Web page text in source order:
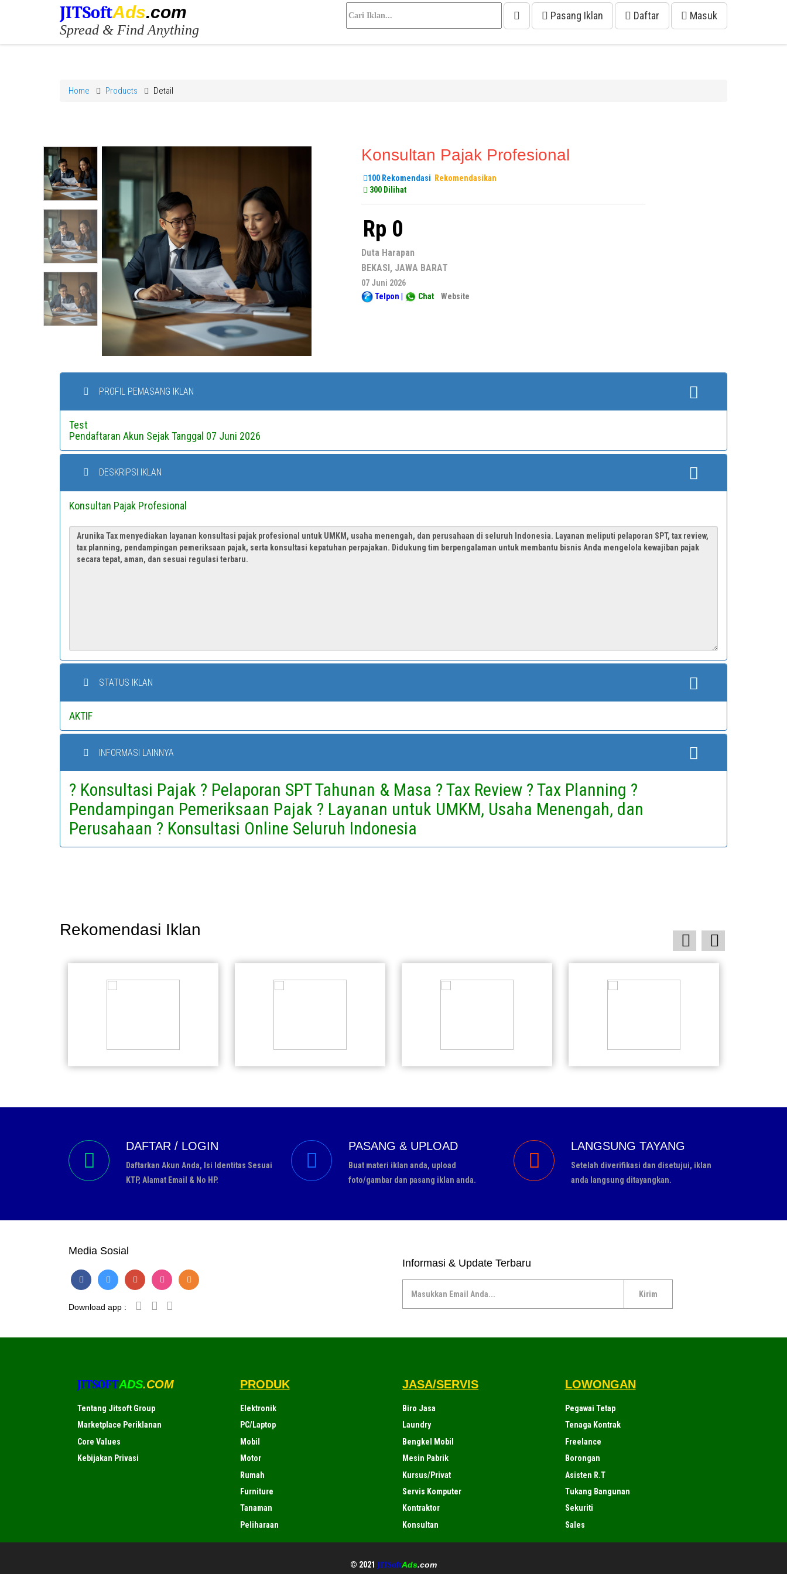
JITSoftAds.com
Spread & Find Anything
Pasang Iklan Daftar Masuk
Home Products Detail
Konsultan Pajak Profesional
100 Rekomendasi
Rekomendasikan
300 Dilihat
Rp 0
Duta Harapan
BEKASI, JAWA BARAT
07 Juni 2026
Telpon
Chat Website
PROFIL PEMASANG IKLAN
Test
Pendaftaran Akun Sejak Tanggal 07 Juni 2026
DESKRIPSI IKLAN
Konsultan Pajak Profesional
STATUS IKLAN
AKTIF
INFORMASI LAINNYA
? Konsultasi Pajak ? Pelaporan SPT Tahunan & Masa ? Tax Review ? Tax Planning ?
Pendampingan Pemeriksaan Pajak ? Layanan untuk UMKM, Usaha Menengah, dan
Perusahaan ? Konsultasi Online Seluruh Indonesia
Rekomendasi Iklan
Rumah
22 Jun
Rumah
22 Jun
Rumah
22 Jun
prev next
DAFTAR / LOGIN
Daftarkan Akun Anda, Isi Identitas Sesuai
KTP, Alamat Email & No HP.
PASANG & UPLOAD
Buat materi iklan anda, upload
foto/gambar dan pasang iklan anda.
LANGSUNG TAYANG
Setelah diverifikasi dan disetujui, iklan
anda langsung ditayangkan.
Media Sosial
Download app :
Informasi & Update Terbaru
JITSOFTADS.COM
Tentang Jitsoft Group
Marketplace Periklanan
Core Values
Kebijakan Privasi
PRODUK
Elektronik
PC/Laptop
Mobil
Motor
Rumah
Furniture
Tanaman
Peliharaan
JASA/SERVIS
Biro Jasa
Laundry
Bengkel Mobil
Mesin Pabrik
Kursus/Privat
Servis Komputer
Kontraktor
Konsultan
LOWONGAN
Pegawai Tetap
Tenaga Kontrak
Freelance
Borongan
Asisten R.T
Tukang Bangunan
Sekuriti
Sales
© 2021 JITSoftAds.com